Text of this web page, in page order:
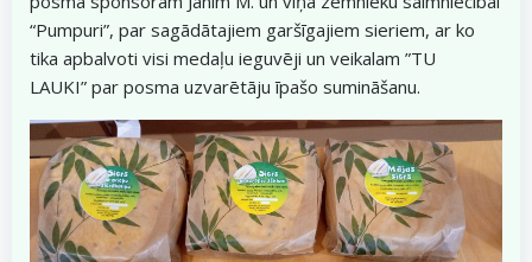
“Pumpuri”, par sagādātajiem garšīgajiem sieriem, ar ko
tika apbalvoti visi medaļu ieguvēji un veikalam ”TU
LAUKI” par posma uzvarētāju īpašo sumināšanu.